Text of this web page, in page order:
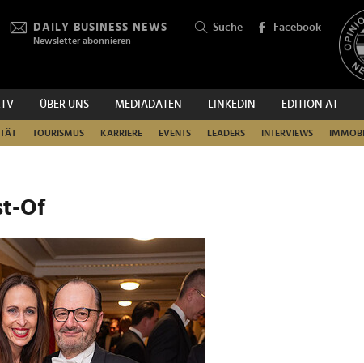
DAILY BUSINESS NEWS
Newsletter abonnieren
Suche Facebook
ÜBER UNS MEDIADATEN LINKEDIN EDITION AT
TOURISMUS KARRIERE EVENTS LEADERS INTERVIEWS
SUCHEN
Of